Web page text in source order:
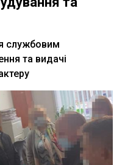
службовим
та видачі